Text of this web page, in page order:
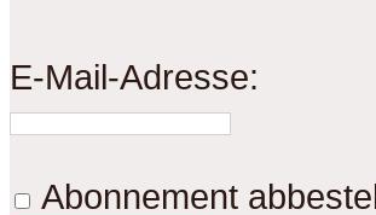
E-Mail-Adresse:
Abonnement